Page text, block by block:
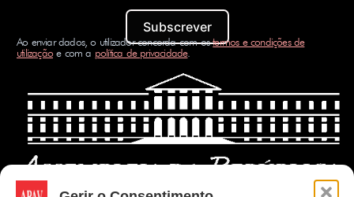
Subscrever
Ao enviar dados, o utilizador concorda com ostermos e condições de
utilizaçãoe com a política de privacidade.